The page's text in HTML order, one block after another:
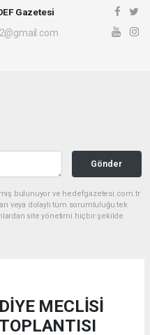
Gazetesi
Gönder
bulunuyor ve hedefgazetesi.com.tr
veya dolaylı tüm sorumluluğu tek
site yönetimi hiçbir şekilde
MECLİSİ